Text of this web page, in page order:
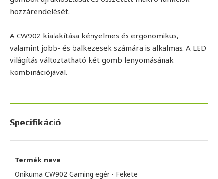
hozzárendelését.
A CW902 kialakítása kényelmes és ergonomikus,
valamint jobb- és balkezesek számára is alkalmas. A LED
világítás változtatható két gomb lenyomásának
kombinációjával.
Specifikáció
Termék neve
Onikuma CW902 Gaming egér - Fekete